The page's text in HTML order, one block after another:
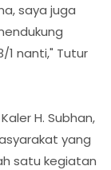
saya juga
1 nanti," Tutur
H. Subhan,
yang
satu kegiatan